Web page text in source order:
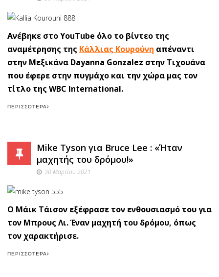
Ανέβηκε στο YouTube όλο το βίντεο της
αναμέτρησης της Κάλλιας Κουρούνη απέναντι
στην Μεξικάνα Dayanna Gonzalez στην Τιχουάνα
που έφερε στην πυγμάχο και την χώρα μας τον
τίτλο της WBC International.
ΠΕΡΙΣΣΌΤΕΡΑ
Mike Tyson για Bruce Lee : «Ήταν
μαχητής του δρόμου!»
30 Μαρτίου 2021
Ο Μάικ Τάισον εξέφρασε τον ενθουσιασμό του για
τον Μπρους Λι. Έναν μαχητή του δρόμου, όπως
τον χαρακτήρισε.
ΠΕΡΙΣΣΌΤΕΡΑ